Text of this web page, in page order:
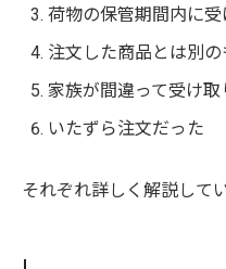
荷物の保管期間内に
注文した商品とは別
家族が間違って受け取
いたずら注文だった
それぞれ詳しく解説して